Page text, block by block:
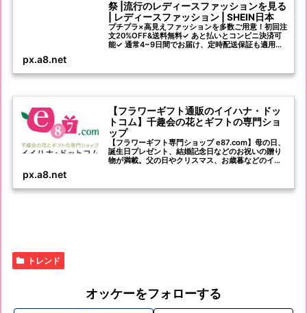
祭 |流行のレディースファッションを見る
| レディースファッション | SHEIN日本
プチプラ×高見えファッションを多数ご用意！初回注
文20%OFF&送料無料✓ あと払いとコンビニ決済可
能✓ 通常4~9日間でお届け、定時配送保証も適用可
px.a8.net
【フラワーギフト通販のイイハナ・ドッ
トコム】千趣会の花とギフトの専門ショ
ップ
【フラワーギフト専門ショップ e87.com】母の日、
誕生日プレゼント、結婚記念日などのお祝いの贈り
物が満載。父の日やクリスマス、お歳暮などのイベ
px.a8.net
トレンド
オッケーをフォローする